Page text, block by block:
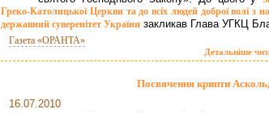
Греко-Католицької Церкви та до всіх людей доброї волі з
державний суверенітет України закликав Глава УГКЦ
Газета «ОРАНТА»
Детальніше
Посвячення крипти
16.07.2010